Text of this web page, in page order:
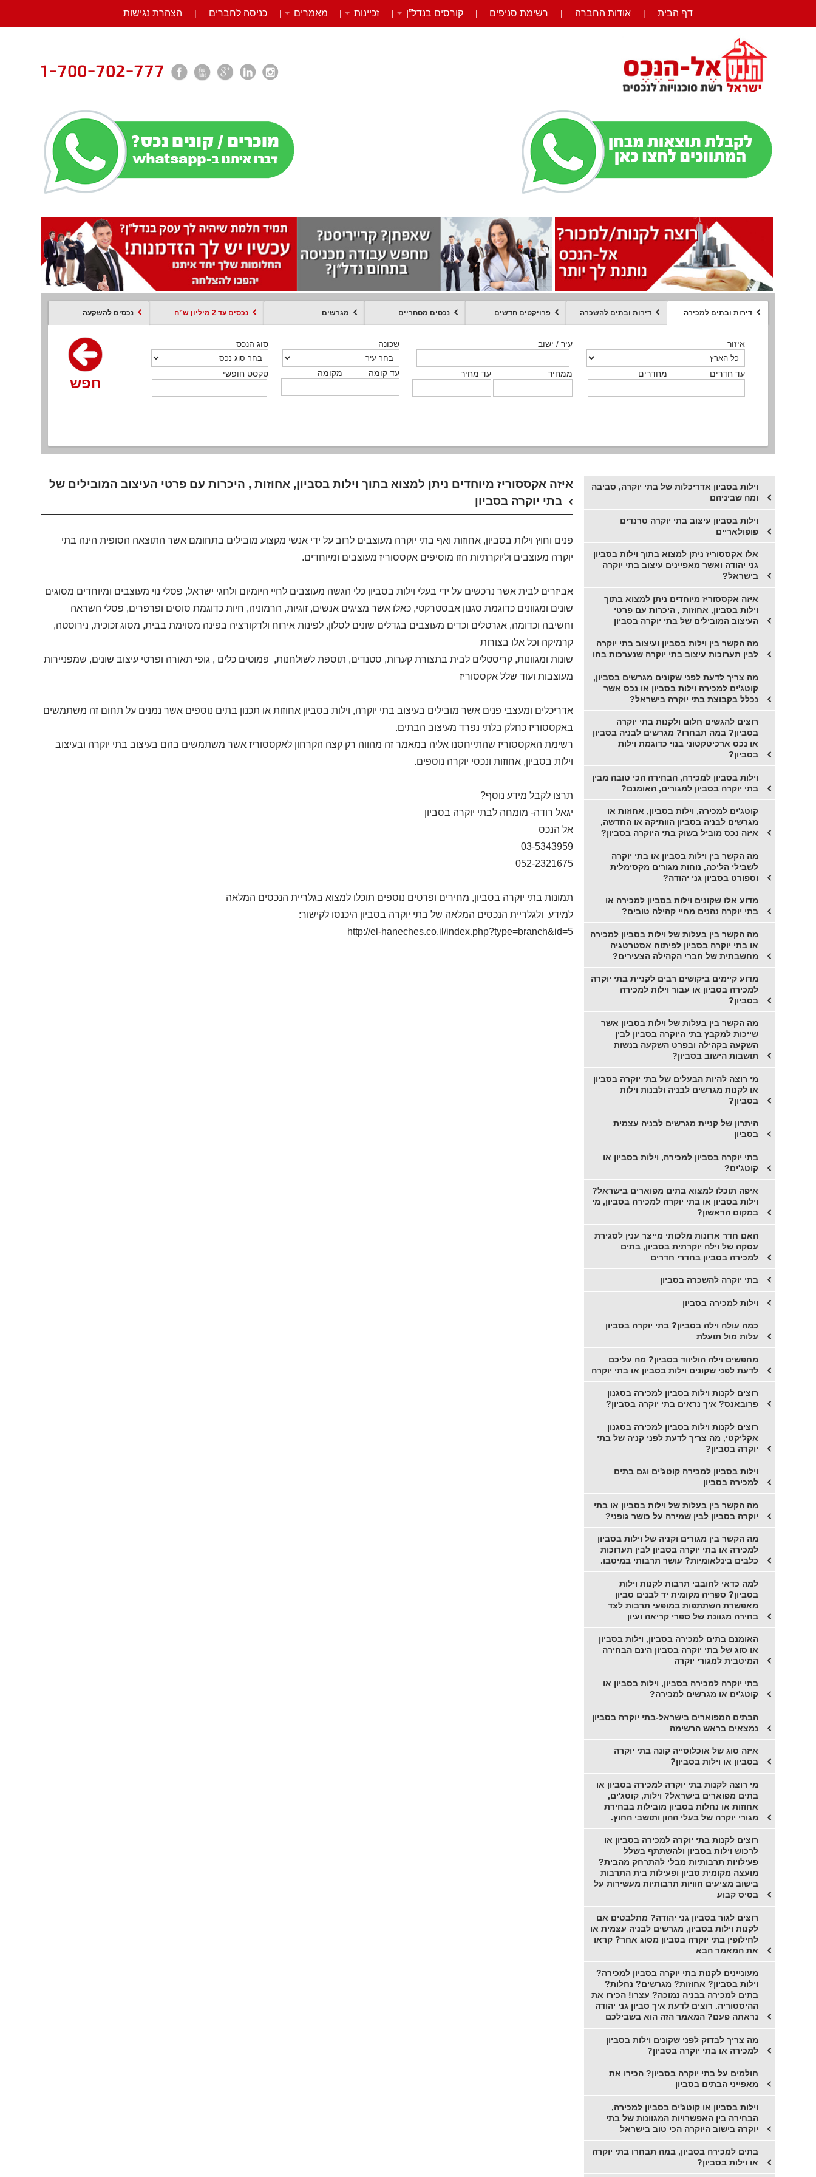
דף הבית | אודות החברה | רשימת סניפים | קורסים בנדל”ן | זכיינות | מאמרים | כניסה לחברים | הצהרת נגישות
דירות ובתים למכירה דירות ובתים להשכרה פרויקטים חדשים נכסים מסחריים מגרשים נכסים עד 2 מיליון ש”ח נכסים להשקעה
איזור
מחדרים עד חדרים
עיר / ישוב
ממחיר עד מחיר
שכונה
מקומה עד קומה
סוג הנכס
טקסט חופשי
חפש
איזור
מחדרים עד חדרים
עיר / ישוב
ממחיר עד מחיר
שכונה
מקומה עד קומה
סוג הנכס
טקסט חופשי
חפש
איזור
מחדרים עד חדרים
עיר / ישוב
ממחיר עד מחיר
שכונה
מקומה עד קומה
סוג הנכס
טקסט חופשי
חפש
איזור
סוג הנכס
עיר / ישוב
ממחיר עד מחיר
שכונה
מקומה עד קומה
סוג עסקה
טקסט חופשי
חפש
סוג הנכס ממחיר מקומה
חפש
איזור
מחדרים עד חדרים
עיר / ישוב
מקומה עד קומה
שכונה
טקסט חופשי
סוג הנכס
חפש
איזור
סוג הנכס
עיר / ישוב
ממחיר עד מחיר
שכונה
מקומה עד קומה
טקסט חופשי
חפש
איזה אקססוריז מיוחדים ניתן למצוא בתוך וילות בסביון, אחוזות , היכרות עם פרטי העיצוב המובילים של
בתי יוקרה בסביון
פנים וחוץ וילות בסביון, אחוזות ואף בתי יוקרה מעוצבים לרוב על ידי אנשי מקצוע מובילים בתחומם אשר התוצאה הסופית הינה בתי
יוקרה מעוצבים וליוקרתיות הזו מוסיפים אקססוריז מעוצבים ומיוחדים.
אביזרים לבית אשר נרכשים על ידי בעלי וילות בסביון כלי הגשה מעוצבים לחיי היומיום ולחגי ישראל, פסלי נוי מעוצבים ומיוחדים מסוגים
שונים ומגוונים כדוגמת סגנון אבסטרקטי, כאלו אשר מציגים אנשים, זוגיות, הרמוניה, חיות כדוגמת סוסים ופרפרים, פסלי השראה
וחשיבה וכדומה, אגרטלים וכדים מעוצבים בגדלים שונים לסלון, לפינות אירוח ולדקורציה בפינה מסוימת בבית, מסוג זכוכית, נירוסטה,
קרמיקה וכל אלו בצורות
שונות ומגוונות, קריסטלים לבית בתצורת קערות, סטנדים, תוספת לשולחנות, פמוטים כלים , גופי תאורה ופרטי עיצוב שונים, שמפניירות
מעוצבות ועוד שלל אקססוריז
אדריכלים ומעצבי פנים אשר מובילים בעיצוב בתי יוקרה, וילות בסביון אחוזות או תכנון בתים נוספים אשר נמנים על תחום זה משתמשים
באקססוריז כחלק בלתי נפרד מעיצוב הבתים.
רשימת האקססוריז שהתייחסנו אליה במאמר זה מהווה רק קצה הקרחון לאקססוריז אשר משתמשים בהם בעיצוב בתי יוקרה ובעיצוב
וילות בסביון, אחוזות ונכסי יוקרה נוספים.
תרצו לקבל מידע נוסף?
יגאל רודה- מומחה לבתי יוקרה בסביון
אל הנכס
03-5343959
052-2321675
תמונות בתי יוקרה בסביון, מחירים ופרטים נוספים תוכלו למצוא בגלריית הנכסים המלאה
למידע ולגלריית הנכסים המלאה של בתי יוקרה בסביון היכנסו לקישור:
http://el-haneches.co.il/index.php?type=branch&id=5
וילות בסביון אדריכלות של בתי יוקרה, סביבה
ומה שביניהם
וילות בסביון עיצוב בתי יוקרה טרנדים
פופולאריים
אלו אקססוריז ניתן למצוא בתוך וילות בסביון
גני יהודה ואשר מאפיינים עיצוב בתי יוקרה
בישראל?
איזה אקססוריז מיוחדים ניתן למצוא בתוך
וילות בסביון, אחוזות , היכרות עם פרטי
העיצוב המובילים של בתי יוקרה בסביון
מה הקשר בין וילות בסביון ועיצוב בתי יוקרה
לבין תערוכות עיצוב בתי יוקרה שנערכות בחו
מה צריך לדעת לפני שקונים מגרשים בסביון,
קוטג'ים למכירה וילות בסביון או נכס אשר
נכלל בקבוצת בתי יוקרה בישראל?
רוצים להגשים חלום ולקנות בתי יוקרה
בסביון? במה תבחרו? מגרשים לבניה בסביון
או נכס ארכיטקטוני בנוי כדוגמת וילות
בסביון?
וילות בסביון למכירה, הבחירה הכי טובה מבין
בתי יוקרה בסביון למגורים, האומנם?
קוטג'ים למכירה, וילות בסביון, אחוזות או
מגרשים לבניה בסביון הוותיקה או החדשה,
איזה נכס מוביל בשוק בתי היוקרה בסביון?
מה הקשר בין וילות בסביון או בתי יוקרה
לשבילי הליכה, נוחות מגורים מקסימלית
וספורט בסביון גני יהודה?
מדוע אלו שקונים וילות בסביון למכירה או
בתי יוקרה נהנים מחיי קהילה טובים?
מה הקשר בין בעלות של וילות בסביון למכירה
או בתי יוקרה בסביון לפיתוח אסטרטגיה
מחשבתית של חברי הקהילה הצעירים?
מדוע קיימים ביקושים רבים לקניית בתי יוקרה
למכירה בסביון או עבור וילות למכירה
בסביון?
מה הקשר בין בעלות של וילות בסביון אשר
שייכות למקבץ בתי היוקרה בסביון לבין
השקעה בקהילה ובפרט השקעה בנשות
תושבות הישוב בסביון?
מי רוצה להיות הבעלים של בתי יוקרה בסביון
או לקנות מגרשים לבניה ולבנות וילות
בסביון?
היתרון של קניית מגרשים לבניה עצמית
בסביון
בתי יוקרה בסביון למכירה, וילות בסביון או
קוטג'ים?
איפה תוכלו למצוא בתים מפוארים בישראל?
וילות בסביון או בתי יוקרה למכירה בסביון, מי
במקום הראשון?
האם חדר ארונות מלכותי מייצר ענין לסגירת
עסקה של וילה יוקרתית בסביון, בתים
למכירה בסביון בחדרי חדרים
בתי יוקרה להשכרה בסביון
וילות למכירה בסביון
כמה עולה וילה בסביון? בתי יוקרה בסביון
עלות מול תועלת
מחפשים וילה הוליווד בסביון? מה עליכם
לדעת לפני שקונים וילות בסביון או בתי יוקרה
רוצים לקנות וילות בסביון למכירה בסגנון
פרובאנס? איך נראים בתי יוקרה בסביון?
רוצים לקנות וילות בסביון למכירה בסגנון
אקליקטי, מה צריך לדעת לפני קניה של בתי
יוקרה בסביון?
וילות בסביון למכירה קוטג'ים וגם בתים
למכירה בסביון
מה הקשר בין בעלות של וילות בסביון או בתי
יוקרה בסביון לבין שמירה על כושר גופני?
מה הקשר בין מגורים וקניה של וילות בסביון
למכירה או בתי יוקרה בסביון לבין תערוכות
כלבים בינלאומיות? עושר תרבותי במיטבו.
למה כדאי לחובבי תרבות לקנות וילות
בסביון? ספריה מקומית יד לבנים סביון
מאפשרת השתתפות במופעי תרבות לצד
בחירה מגוונת של ספרי קריאה ועיון
האומנם בתים למכירה בסביון, וילות בסביון
או סוג של בתי יוקרה בסביון הינם הבחירה
המיטבית למגורי יוקרה
בתי יוקרה למכירה בסביון, וילות בסביון או
קוטג'ים או מגרשים למכירה?
הבתים המפוארים בישראל-בתי יוקרה בסביון
נמצאים בראש הרשימה
איזה סוג של אוכלוסייה קונה בתי יוקרה
בסביון או וילות בסביון?
מי רוצה לקנות בתי יוקרה למכירה בסביון או
בתים מפוארים בישראל? וילות, קוטג'ים,
אחוזות או נחלות בסביון מובילות בבחירת
מגורי יוקרה של בעלי ההון ותושבי החוץ.
רוצים לקנות בתי יוקרה למכירה בסביון או
לרכוש וילות בסביון ולהשתתף בשלל
פעילויות תרבותיות מבלי להתרחק מהבית?
מועצה מקומית סביון ופעילות בית התרבות
בישוב מציעים חוויות תרבותיות מעשירות על
בסיס קבוע
רוצים לגור בסביון גני יהודה? מתלבטים אם
לקנות וילות בסביון, מגרשים לבניה עצמית או
לחילופין בתי יוקרה בסביון מסוג אחר? קראו
את המאמר הבא
מעוניינים לקנות בתי יוקרה בסביון למכירה?
וילות בסביון? אחוזות? מגרשים? נחלות?
בתים למכירה בבניה נמוכה? עצרו! הכירו את
ההיסטוריה. רוצים לדעת איך סביון גני יהודה
נראתה פעם? המאמר הזה הוא בשבילכם
מה צריך לבדוק לפני שקונים וילות בסביון
למכירה או בתי יוקרה בסביון?
חולמים על בתי יוקרה בסביון? הכירו את
מאפייני הבתים בסביון
וילות בסביון או קוטג'ים בסביון למכירה,
הבחירה בין האפשרויות המגוונות של בתי
יוקרה בישוב היוקרה הכי טוב בישראל
בתים למכירה בסביון, במה תבחרו בתי יוקרה
או וילות בסביון?